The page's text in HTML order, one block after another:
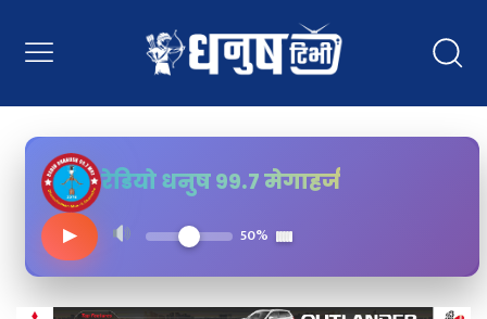
रेडियो धनुष ९९.७ मेगाहर्ज
▶
50%